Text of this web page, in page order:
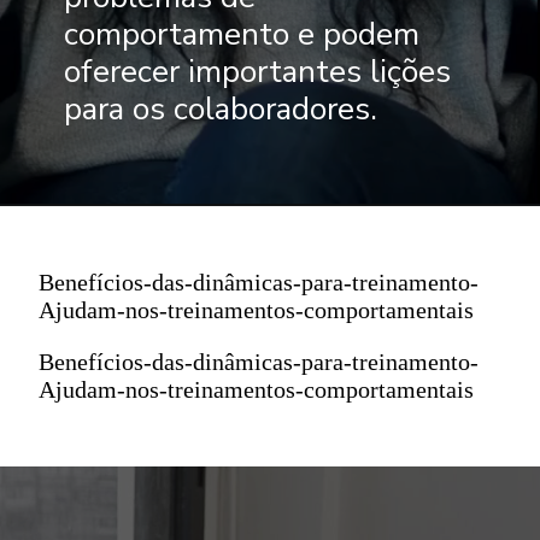
comportamento e podem
oferecer importantes lições
para os colaboradores.
Benefícios-das-dinâmicas-para-treinamento-
Ajudam-nos-treinamentos-comportamentais
Benefícios-das-dinâmicas-para-treinamento-
Ajudam-nos-treinamentos-comportamentais